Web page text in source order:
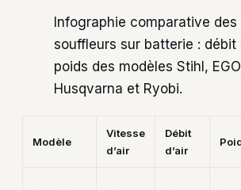
Infographie comparative des
souffleurs sur batterie : débit
poids des modèles Stihl,
Husqvarna et Ryobi.
Modèle
Vitesse
d’air
Débit
d’air